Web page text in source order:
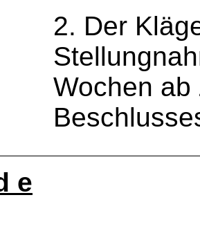
2. Der
Wochen
e